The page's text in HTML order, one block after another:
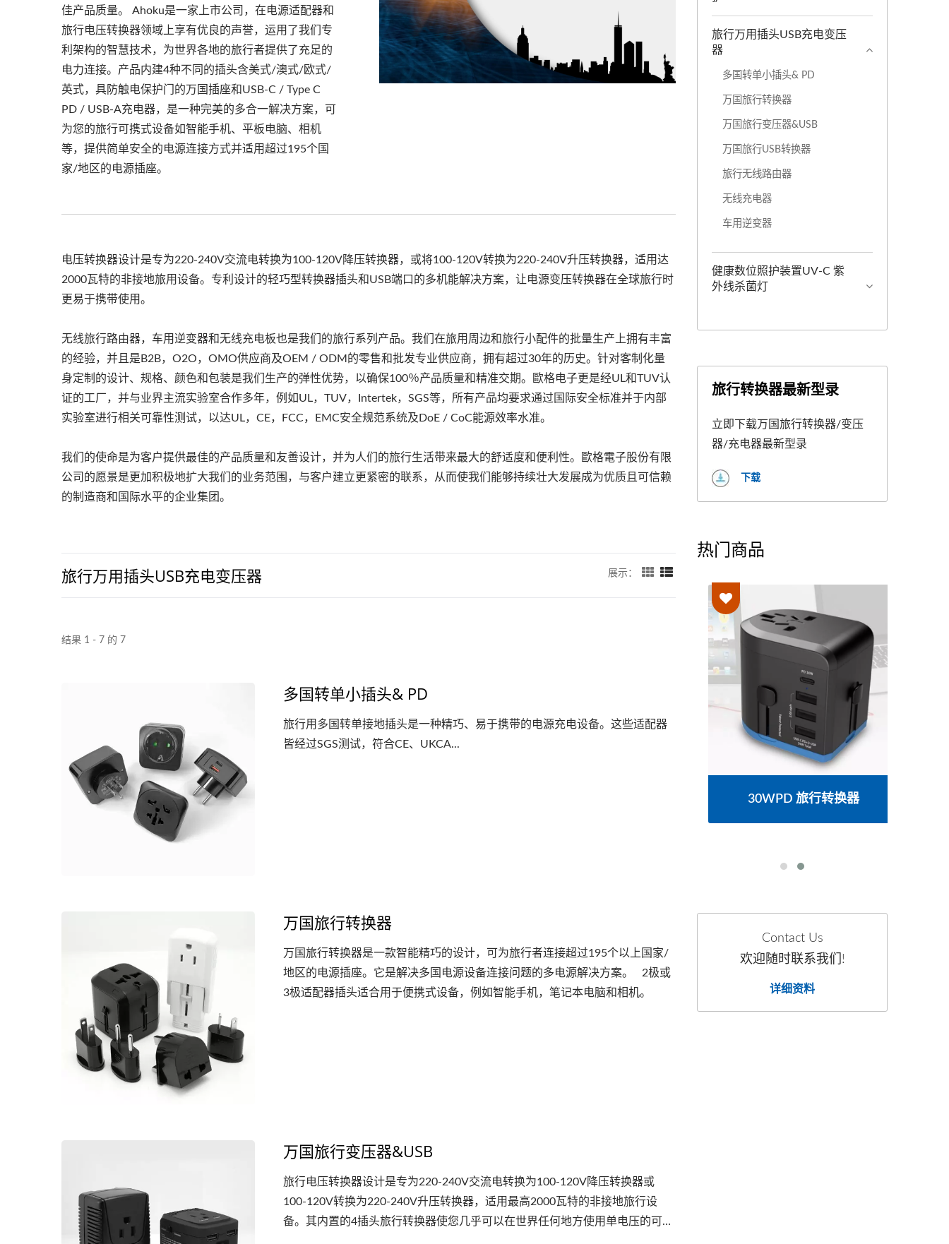
佳产品质量。 Ahoku是一家上市公司，在电源适配器和
旅行电压转换器领域上享有优良的声誉，运用了我们专
利架构的智慧技术，为世界各地的旅行者提供了充足的
电力连接。产品内建4种不同的插头含美式/澳式/欧式/
英式，具防触电保护门的万国插座和USB-C / Type C
PD / USB-A充电器，是一种完美的多合一解决方案，可
为您的旅行可携式设备如智能手机、平板电脑、相机
等，提供简单安全的电源连接方式并适用超过195个国
家/地区的电源插座。
电压转换器设计是专为220-240V交流电转换为100-120V降压转换器，或将100-120V转换为220-240V升压转换器，适用达
2000瓦特的非接地旅用设备。专利设计的轻巧型转换器插头和USB端口的多机能解决方案，让电源变压转换器在全球旅行时
更易于携带使用。
无线旅行路由器，车用逆变器和无线充电板也是我们的旅行系列产品。我们在旅用周边和旅行小配件的批量生产上拥有丰富
的经验，并且是B2B，O2O，OMO供应商及OEM / ODM的零售和批发专业供应商，拥有超过30年的历史。针对客制化量
身定制的设计、规格、颜色和包装是我们生产的弹性优势，以确保100％产品质量和精准交期。歐格电子更是经UL和TUV认
证的工厂，并与业界主流实验室合作多年，例如UL，TUV，Intertek，SGS等，所有产品均要求通过国际安全标准并于内部
实验室进行相关可靠性测试，以达UL，CE，FCC，EMC安全规范系统及DoE / CoC能源效率水准。
我们的使命是为客户提供最佳的产品质量和友善设计，并为人们的旅行生活带来最大的舒适度和便利性。歐格電子股份有限
公司的愿景是更加积极地扩大我们的业务范围，与客户建立更紧密的联系，从而使我们能够持续壮大发展成为优质且可信赖
的制造商和国际水平的企业集团。
旅行万用插头USB充电变压器 展示：
结果 1 - 7 的 7
多国转单小插头& PD
旅行用多国转单接地插头是一种精巧、易于携带的电源充电设备。这些适配器
皆经过SGS测试，符合CE、UKCA...
万国旅行转换器
万国旅行转换器是一款智能精巧的设计，可为旅行者连接超过195个以上国家/
地区的电源插座。它是解决多国电源设备连接问题的多电源解决方案。 2极或
3极适配器插头适合用于便携式设备，例如智能手机，笔记本电脑和相机。
万国旅行变压器&USB
旅行电压转换器设计是专为220-240V交流电转换为100-120V降压转换器或
100-120V转换为220-240V升压转换器，适用最高2000瓦特的非接地旅行设
备。其内置的4插头旅行转换器使您几乎可以在世界任何地方使用单电压的可
旅行万用插头USB充电变压
器
多国转单小插头& PD
万国旅行转换器
万国旅行变压器&USB
万国旅行USB转换器
旅行无线路由器
无线充电器
车用逆变器
健康数位照护装置UV-C 紫
外线杀菌灯
旅行转换器最新型录
立即下载万国旅行转换器/变压
器/充电器最新型录
下载
热门商品
美式/欧式PDU机柜电源分配
器
30WPD 旅行转换器
Contact Us
欢迎随时联系我们!
详细资料